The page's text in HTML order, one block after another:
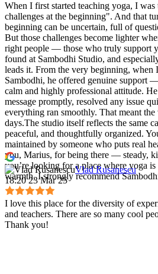
When I first started teaching yoga, I
challenges at the beginning". And that
beginning can be uncertain, full of
But those challenges become lighter
right people — those who truly support
found at Sambodhi Studio, and
leads it. From the very beginning, when
Sambodhi, he offered genuine support
calm and highly professional attitude.
message promptly, resolved any issue
everything ran smoothly. That meant
days.The studio itself reflects the same
peaceful, and thoughtfully organized.
maintained by someone who puts real
you, Marius, for being there — steady,
you’re looking for a place where yoga
warmth, I strongly recommend
Vlad Rusanescu
18:20 23 Mar 25
I love this place for the diversity of
and teachers. There are so many cool
Thank you!